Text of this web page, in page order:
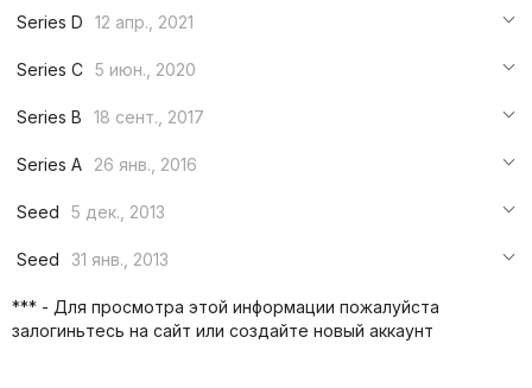
***
Series D
12 апр., 2021
***
Series C 5 июн., 2020
***
Series B
18 сент., 2017
***
Series A
26 янв., 2016
***
Seed
5 дек., 2013
***
Seed
31 янв., 2013
*** - Для просмотра этой информации пожалуйста
залогиньтесь на сайт или создайте новый аккаунт